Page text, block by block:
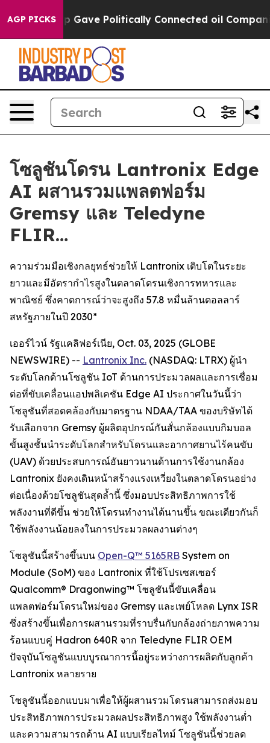
AGP PICKS
Gave Politically Connected oil Companies —
โซลูชันโดรน Lantronix Edge
AI ผสานรวมแพลตฟอร์ม
Gremsy และ Teledyne
FLIR…
ความร่วมมือเชิงกลยุทธ์ช่วยให้ Lantronix เติบโตในระยะ
ยาวและมีอัตรากำไรสูงในตลาดโดรนเชิงการทหารและ
พาณิชย์ ซึ่งคาดการณ์ว่าจะสูงถึง 57.8 หมื่นล้านดอลลาร์
สหรัฐภายในปี 2030*
เออร์ไวน์ รัฐแคลิฟอร์เนีย, Oct. 03, 2025 (GLOBE
NEWSWIRE) -- Lantronix Inc. (NASDAQ: LTRX) ผู้นำ
ระดับโลกด้านโซลูชัน IoT ด้านการประมวลผลและการเชื่อม
ต่อที่ขับเคลื่อนแอปพลิเคชัน Edge AI ประกาศในวันนี้ว่า
โซลูชันที่สอดคล้องกับมาตรฐาน NDAA/TAA ของบริษัทได้
รับเลือกจาก Gremsy ผู้ผลิตอุปกรณ์กันสั่นกล้องแบบกิมบอล
ขั้นสูงชั้นนำระดับโลกสำหรับโดรนและอากาศยานไร้คนขับ
(UAV) ด้วยประสบการณ์อันยาวนานด้านการใช้งานกล้อง
Lantronix ยังคงเดินหน้าสร้างแรงเหวี่ยงในตลาดโดรนอย่าง
ต่อเนื่องด้วยโซลูชันสุดล้ำนี้ ซึ่งมอบประสิทธิภาพการใช้
พลังงานที่ดีขึ้น ช่วยให้โดรนทำงานได้นานขึ้น ขณะเดียวกันก็
ใช้พลังงานน้อยลงในการประมวลผลงานต่างๆ
โซลูชันนี้สร้างขึ้นบน Open-Q™ 5165RB System on
Module (SoM) ของ Lantronix ที่ใช้โปรเซสเซอร์
Qualcomm® Dragonwing™ โซลูชันนี้ขับเคลื่อน
แพลตฟอร์มโดรนใหม่ของ Gremsy และเพย์โหลด Lynx ISR
ซึ่งสร้างขึ้นเพื่อการผสานรวมที่ราบรื่นกับกล้องถ่ายภาพความ
ร้อนแบบคู่ Hadron 640R จาก Teledyne FLIR OEM
ปัจจุบันโซลูชันแบบบูรณาการนี้อยู่ระหว่างการผลิตกับลูกค้า
Lantronix หลายราย
โซลูชันนี้ออกแบบมาเพื่อให้ผู้ผสานรวมโดรนสามารถส่งมอบ
ประสิทธิภาพการประมวลผลประสิทธิภาพสูง ใช้พลังงานต่ำ
และความสามารถด้าน AI แบบเรียลไทม์ โซลูชันนี้ช่วยลด